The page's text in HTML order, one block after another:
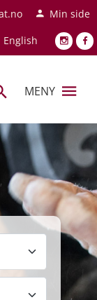
Min side
English
MENY